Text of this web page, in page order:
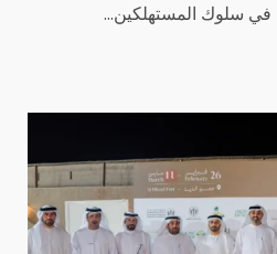
سلوك المستهلكين...